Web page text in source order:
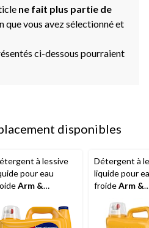
ne fait plus partie de
que vous avez sélectionné et
ci-dessous pourraient
disponibles
à lessive
pour eau
Arm &
136
4,02 L
Détergent à
liquide pour
froideArm &
avec HE,
propreté, 136